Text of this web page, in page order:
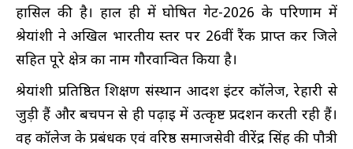
हासिल की है। हाल ही में घोषित गेट-2026 के परिणाम में
श्रेयांशी ने अखिल भारतीय स्तर पर 26वीं रैंक प्राप्त कर जिले
सहित पूरे क्षेत्र का नाम गौरवान्वित किया है।
श्रेयांशी प्रतिष्ठित शिक्षण संस्थान आदर्श इंटर कॉलेज, रेहारी से
जुड़ी हैं और बचपन से ही पढ़ाई में उत्कृष्ट प्रदर्शन करती रही हैं।
वह कॉलेज के प्रबंधक एवं वरिष्ठ समाजसेवी वीरेंद्र सिंह की पौत्री